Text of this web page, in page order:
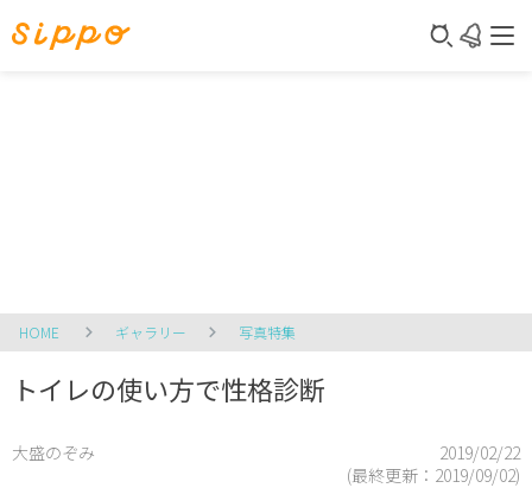
HOME ギャラリー 写真特集
トイレの使い方で性格診断
大盛のぞみ
2019/02/22
(最終更新： 2019/09/02)